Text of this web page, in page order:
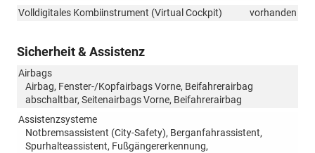
Volldigitales Kombiinstrument (Virtual Cockpit)
vorhanden
Sicherheit & Assistenz
Airbags
Airbag, Fenster-/Kopfairbags Vorne, Beifahrerairbag
abschaltbar, Seitenairbags Vorne, Beifahrerairbag
Assistenzsysteme
Notbremsassistent (City-Safety), Berganfahrassistent,
Spurhalteassistent, Fußgängererkennung,